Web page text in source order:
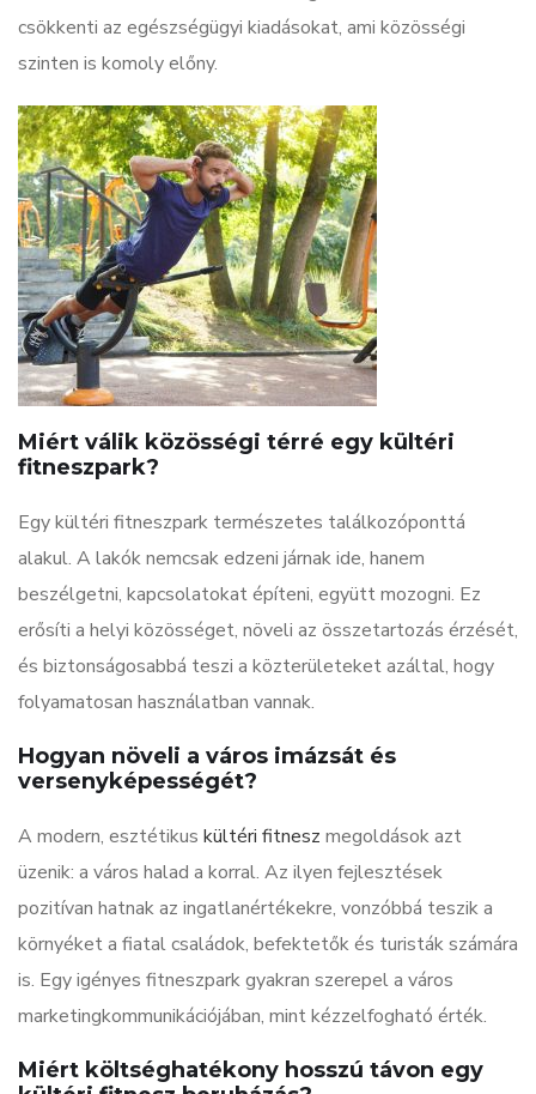
csökkenti az egészségügyi kiadásokat, ami közösségi
szinten is komoly előny.
Miért válik közösségi térré egy kültéri
fitneszpark?
Egy kültéri fitneszpark természetes találkozóponttá
alakul. A lakók nemcsak edzeni járnak ide, hanem
beszélgetni, kapcsolatokat építeni, együtt mozogni. Ez
erősíti a helyi közösséget, növeli az összetartozás érzését,
és biztonságosabbá teszi a közterületeket azáltal, hogy
folyamatosan használatban vannak.
Hogyan növeli a város imázsát és
versenyképességét?
A modern, esztétikus kültéri fitnesz megoldások azt
üzenik: a város halad a korral. Az ilyen fejlesztések
pozitívan hatnak az ingatlanértékekre, vonzóbbá teszik a
környéket a fiatal családok, befektetők és turisták számára
is. Egy igényes fitneszpark gyakran szerepel a város
marketingkommunikációjában, mint kézzelfogható érték.
Miért költséghatékony hosszú távon egy